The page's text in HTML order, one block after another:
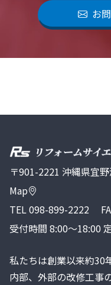
お
〒901-2221 沖縄県宜
Map
TEL098-899-2222
受付時間 8:00～18:00
私たちは創業以来約30
内部、外部の改修工事